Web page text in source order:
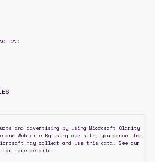
and advertising by using Microsoft Clarity
our Web site.By using our site, you agree that
may collect and use this data. See our
for more details.